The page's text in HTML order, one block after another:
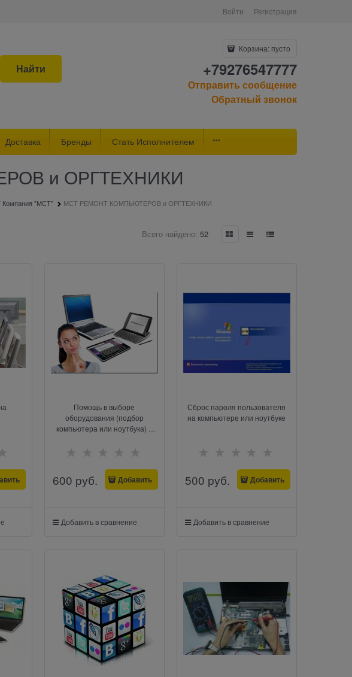
Войти Регистрация
Найти
Корзина: пусто
+79276547777
Отправить сообщение
Обратный звонок
Доставка Бренды Стать Исполнителем
и ОРГТЕХНИКИ
Компания "МСТ" МСТ РЕМОНТ КОМПЬЮТЕРОВ и ОРГТЕХНИКИ
Всего найдено: 52
Помощь в выборе
оборудования (подбор
компьютера или ноутбука) с
600 руб. Добавить
Добавить в сравнение
Сброс пароля пользователя
на компьютере или ноутбуке
500 руб. Добавить
Добавить в сравнение